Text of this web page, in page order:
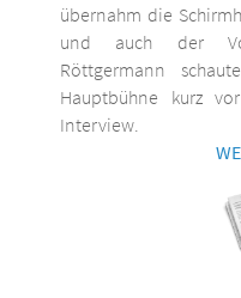
übernahm die
und auch der
Röttgermann
Hauptbühne kurz
Interview.